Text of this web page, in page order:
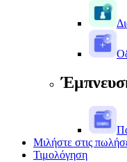
Μιλήστε στις
Τιμολόγηση